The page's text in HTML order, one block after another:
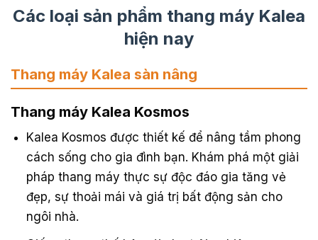
Các loại sản phẩm thang máy Kalea
hiện nay
Thang máy Kalea sàn nâng
Thang máy Kalea Kosmos
Kalea Kosmos được thiết kế để nâng tầm phong
cách sống cho gia đình bạn. Khám phá một giải
pháp thang máy thực sự độc đáo gia tăng vẻ
đẹp, sự thoải mái và giá trị bất động sản cho
ngôi nhà.